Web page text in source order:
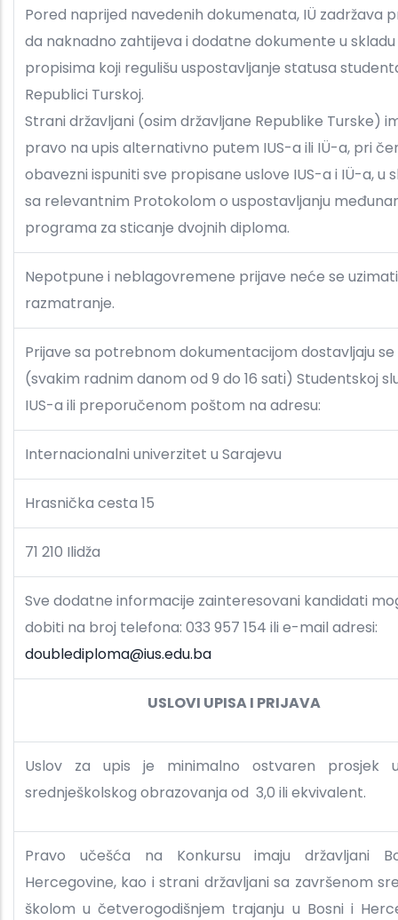
Pored naprijed navedenih dokumenata, IÜ zadržava
da naknadno zahtijeva i dodatne dokumente u skladu
propisima koji regulišu uspostavljanje statusa
Republici Turskoj.
Strani državljani (osim državljane Republike Turske)
pravo na upis alternativno putem IUS-a ili IÜ-a, pri
obavezni ispuniti sve propisane uslove IUS-a i IÜ-a, u
sa relevantnim Protokolom o uspostavljanju
programa za sticanje dvojnih diploma.
Nepotpune i neblagovremene prijave neće se
razmatranje.
Prijave sa potrebnom dokumentacijom dostavljaju
(svakim radnim danom od 9 do 16 sati) Studentskoj
IUS-a ili preporučenom poštom na adresu:
Internacionalni univerzitet u Sarajevu
Hrasnička cesta 15
71 210 Ilidža
Sve dodatne informacije zainteresovani kandidati
dobiti na broj telefona: 033 957 154 ili e-mail adresi:
doublediploma@ius.edu.ba
USLOVI UPISA I PRIJAVA
Uslov za upis je minimalno ostvaren prosjek
srednješkolskog obrazovanja od 3,0 ili ekvivalent.
Pravo učešća na Konkursu imaju državljani
Hercegovine, kao i strani državljani sa završenom
školom u četverogodišnjem trajanju u Bosni i